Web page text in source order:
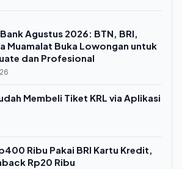
Agustus 2026: BTN, BRI,
Muamalat Buka Lowongan untuk
dan Profesional
Membeli Tiket KRL via Aplikasi
Ribu Pakai BRI Kartu Kredit,
Rp20 Ribu